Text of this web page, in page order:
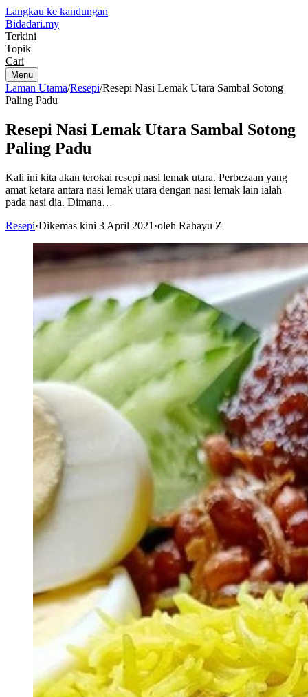
Langkau ke kandungan
Bidadari.my
Terkini
Topik
Cari
Menu
Laman Utama/Resepi/Resepi Nasi Lemak Utara Sambal Sotong
Paling Padu
Resepi Nasi Lemak Utara Sambal Sotong
Paling Padu
Kali ini kita akan terokai resepi nasi lemak utara. Perbezaan yang
amat ketara antara nasi lemak utara dengan nasi lemak lain ialah
pada nasi dia. Dimana…
Resepi·Dikemas kini 3 April 2021 ·oleh Rahayu Z